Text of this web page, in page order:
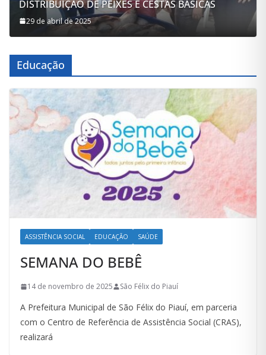
DISTRIBUIÇÃO DE PEIXES E CESTAS BÁSICAS
29 de abril de 2025
Educação
ASSISTÊNCIA SOCIAL EDUCAÇÃO SAÚDE
SEMANA DO BEBÊ
14 de novembro de 2025 São Félix do Piauí
A Prefeitura Municipal de São Félix do Piauí, em parceria
com o Centro de Referência de Assistência Social (CRAS),
realizará